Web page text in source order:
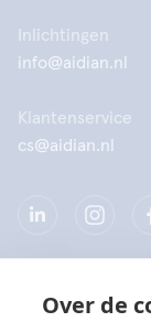
Over de
Inlichtingen
info@aidian.nl
Klantenservice
cs@aidian.nl
Bedrijf